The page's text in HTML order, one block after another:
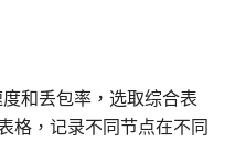
和丢包率，选取综合表
格，记录不同节点在不同